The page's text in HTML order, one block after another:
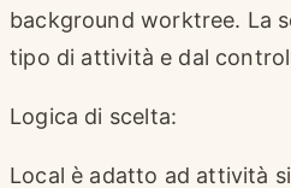
background worktree. La
tipo di attività e dal
Logica di scelta:
Local è adatto ad attività